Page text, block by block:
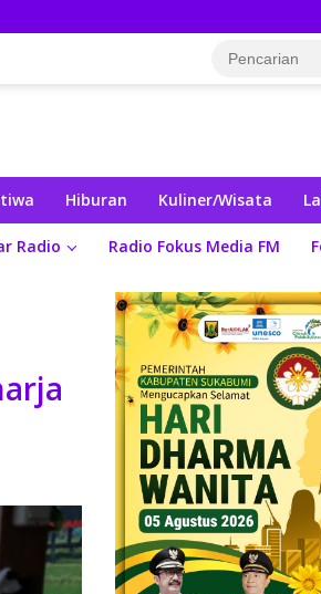
Hiburan Kuliner/Wisata
Radio Radio Fokus Media FM